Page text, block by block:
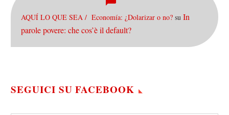
AQUÍ LO QUE SEA / Economía: ¿Dolarizar o no? su In
parole povere: che cos’è il default?
SEGUICI SU FACEBOOK